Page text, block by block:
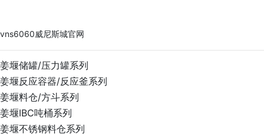
vns6060威尼斯城官网
姜堰储罐/压力罐系列
姜堰反应容器/反应釜系列
姜堰料仓/方斗系列
姜堰IBC吨桶系列
姜堰不锈钢料仓系列